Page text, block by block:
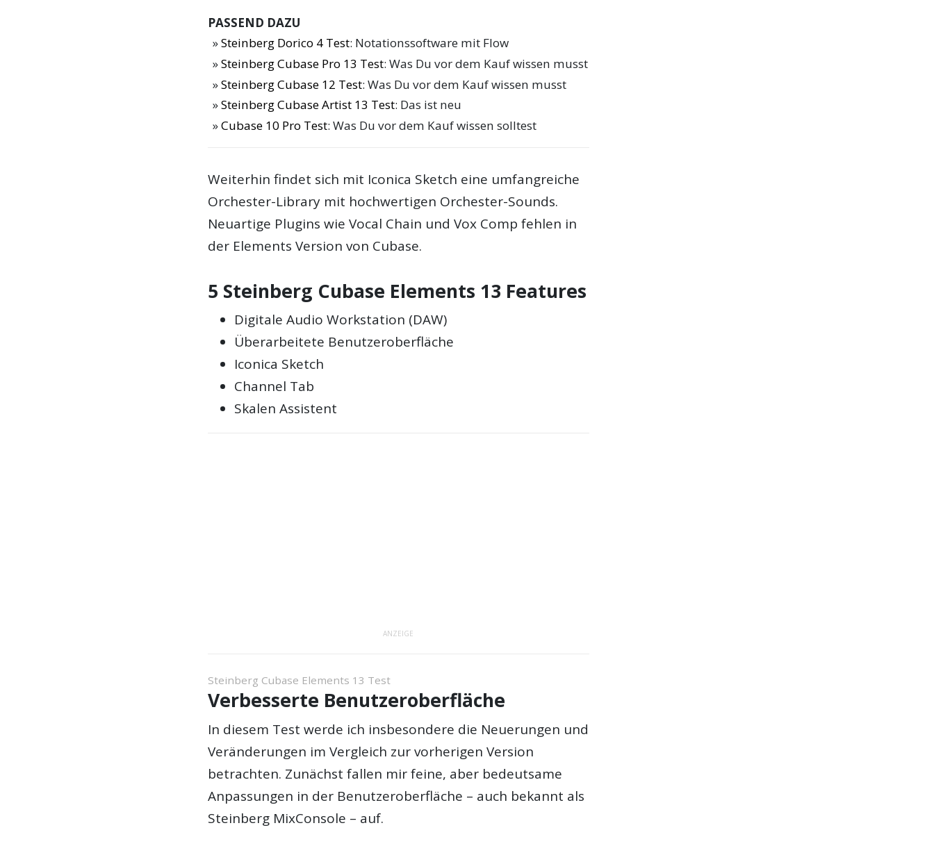
PASSEND DAZU
Steinberg Dorico 4 Test: Notationssoftware mit Flow
Steinberg Cubase Pro 13 Test: Was Du vor dem Kauf wissen musst
Steinberg Cubase 12 Test: Was Du vor dem Kauf wissen musst
Steinberg Cubase Artist 13 Test: Das ist neu
Cubase 10 Pro Test: Was Du vor dem Kauf wissen solltest
Weiterhin findet sich mit Iconica Sketch eine umfangreiche
Orchester-Library mit hochwertigen Orchester-Sounds.
Neuartige Plugins wie Vocal Chain und Vox Comp fehlen in
der Elements Version von Cubase.
5 Steinberg Cubase Elements 13 Features
Digitale Audio Workstation (DAW)
Überarbeitete Benutzeroberfläche
Iconica Sketch
Channel Tab
Skalen Assistent
ANZEIGE
Steinberg Cubase Elements 13 Test
Verbesserte Benutzeroberfläche
In diesem Test werde ich insbesondere die Neuerungen und
Veränderungen im Vergleich zur vorherigen Version
betrachten. Zunächst fallen mir feine, aber bedeutsame
Anpassungen in der Benutzeroberfläche – auch bekannt als
Steinberg MixConsole – auf.